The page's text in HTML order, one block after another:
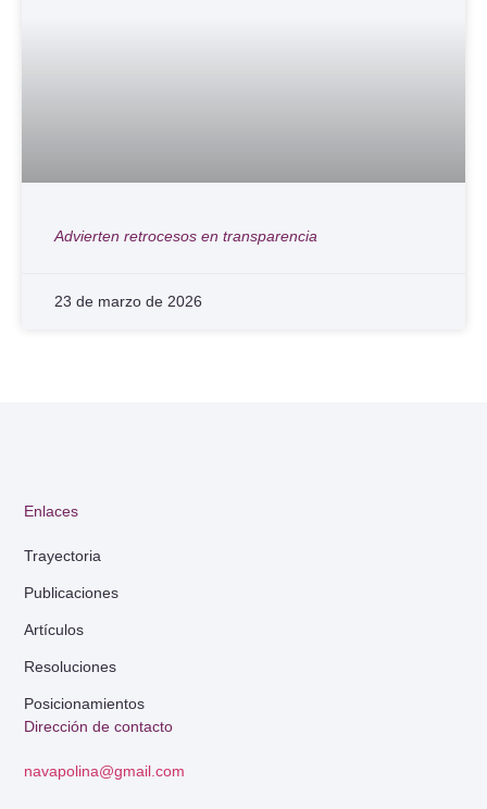
Advierten retrocesos en transparencia
23 de marzo de 2026
Dirección de contacto
navapolina@gmail.com
Enlaces
Trayectoria
Publicaciones
Artículos
Resoluciones
Posicionamientos